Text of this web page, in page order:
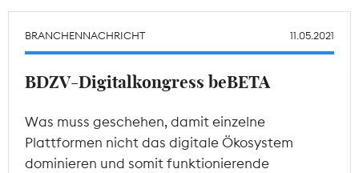
Mitgliederbereich
BRANCHENNACHRICHT 11.05.2021
BDZV-Digitalkongress beBETA
Was muss geschehen, damit einzelne
Plattformen nicht das digitale Ökosystem
dominieren und somit funktionierende